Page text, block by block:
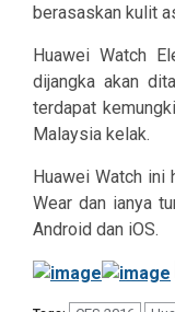
berasaskan kulit
Huawei Watch
dijangka akan
terdapat
Malaysia kelak.
Huawei Watch ini
Wear dan ianya
Android dan iOS.